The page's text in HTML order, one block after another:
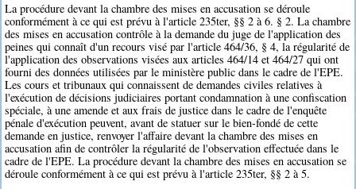
La procédure devant la chambre des mises en accusation se déroule
conformément à ce qui est prévu à l'article 235ter, §§ 2 à 6. § 2. La chambre
des mises en accusation contrôle à la demande du juge de l'application des
peines qui connaît d'un recours visé par l'article 464/36, § 4, la régularité de
l'application des observations visées aux articles 464/14 et 464/27 qui ont
fourni des données utilisées par le ministère public dans le cadre de l'EPE.
Les cours et tribunaux qui connaissent de demandes civiles relatives à
l'exécution de décisions judiciaires portant condamnation à une confiscation
spéciale, à une amende et aux frais de justice dans le cadre de l'enquête
pénale d'exécution peuvent, avant de statuer sur le bien-fondé de cette
demande en justice, renvoyer l'affaire devant la chambre des mises en
accusation afin de contrôler la régularité de l'observation effectuée dans le
cadre de l'EPE. La procédure devant la chambre des mises en accusation se
déroule conformément à ce qui est prévu à l'article 235ter, §§ 2 à 5.